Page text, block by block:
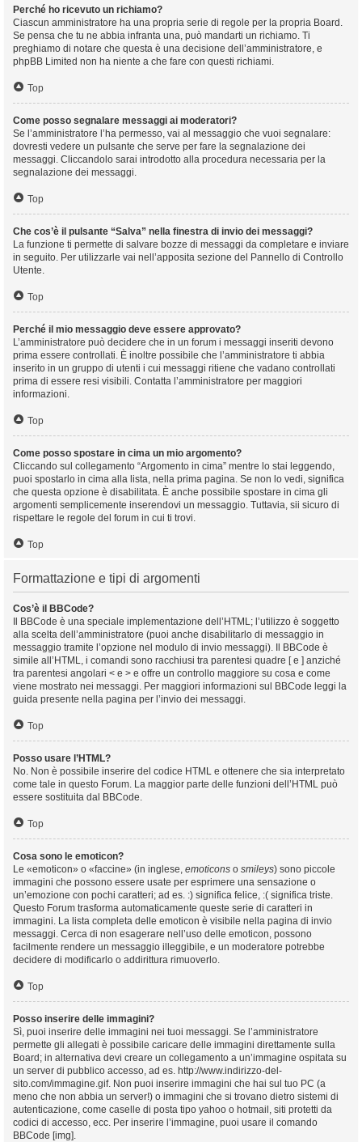
Perché ho ricevuto un richiamo?
Ciascun amministratore ha una propria serie di regole per la propria Board.
Se pensa che tu ne abbia infranta una, può mandarti un richiamo. Ti
preghiamo di notare che questa è una decisione dell’amministratore, e
phpBB Limited non ha niente a che fare con questi richiami.
Top
Come posso segnalare messaggi ai moderatori?
Se l’amministratore l’ha permesso, vai al messaggio che vuoi segnalare:
dovresti vedere un pulsante che serve per fare la segnalazione dei
messaggi. Cliccandolo sarai introdotto alla procedura necessaria per la
segnalazione dei messaggi.
Top
Che cos’è il pulsante “Salva” nella finestra di invio dei messaggi?
La funzione ti permette di salvare bozze di messaggi da completare e inviare
in seguito. Per utilizzarle vai nell’apposita sezione del Pannello di Controllo
Utente.
Top
Perché il mio messaggio deve essere approvato?
L’amministratore può decidere che in un forum i messaggi inseriti devono
prima essere controllati. È inoltre possibile che l’amministratore ti abbia
inserito in un gruppo di utenti i cui messaggi ritiene che vadano controllati
prima di essere resi visibili. Contatta l’amministratore per maggiori
informazioni.
Top
Come posso spostare in cima un mio argomento?
Cliccando sul collegamento “Argomento in cima” mentre lo stai leggendo,
puoi spostarlo in cima alla lista, nella prima pagina. Se non lo vedi, significa
che questa opzione è disabilitata. È anche possibile spostare in cima gli
argomenti semplicemente inserendovi un messaggio. Tuttavia, sii sicuro di
rispettare le regole del forum in cui ti trovi.
Top
Formattazione e tipi di argomenti
Cos’è il BBCode?
Il BBCode è una speciale implementazione dell’HTML; l’utilizzo è soggetto
alla scelta dell’amministratore (puoi anche disabilitarlo di messaggio in
messaggio tramite l’opzione nel modulo di invio messaggi). Il BBCode è
simile all’HTML, i comandi sono racchiusi tra parentesi quadre [ e ] anziché
tra parentesi angolari < e > e offre un controllo maggiore su cosa e come
viene mostrato nei messaggi. Per maggiori informazioni sul BBCode leggi la
guida presente nella pagina per l’invio dei messaggi.
Top
Posso usare l’HTML?
No. Non è possibile inserire del codice HTML e ottenere che sia interpretato
come tale in questo Forum. La maggior parte delle funzioni dell’HTML può
essere sostituita dal BBCode.
Top
Cosa sono le emoticon?
Le «emoticon» o «faccine» (in inglese, emoticons o smileys) sono piccole
immagini che possono essere usate per esprimere una sensazione o
un’emozione con pochi caratteri; ad es. :) significa felice, :( significa triste.
Questo Forum trasforma automaticamente queste serie di caratteri in
immagini. La lista completa delle emoticon è visibile nella pagina di invio
messaggi. Cerca di non esagerare nell’uso delle emoticon, possono
facilmente rendere un messaggio illeggibile, e un moderatore potrebbe
decidere di modificarlo o addirittura rimuoverlo.
Top
Posso inserire delle immagini?
Sì, puoi inserire delle immagini nei tuoi messaggi. Se l’amministratore
permette gli allegati è possibile caricare delle immagini direttamente sulla
Board; in alternativa devi creare un collegamento a un’immagine ospitata su
un server di pubblico accesso, ad es. http://www.indirizzo-del-
sito.com/immagine.gif. Non puoi inserire immagini che hai sul tuo PC (a
meno che non abbia un server!) o immagini che si trovano dietro sistemi di
autenticazione, come caselle di posta tipo yahoo o hotmail, siti protetti da
codici di accesso, ecc. Per inserire l’immagine, puoi usare il comando
BBCode [img].